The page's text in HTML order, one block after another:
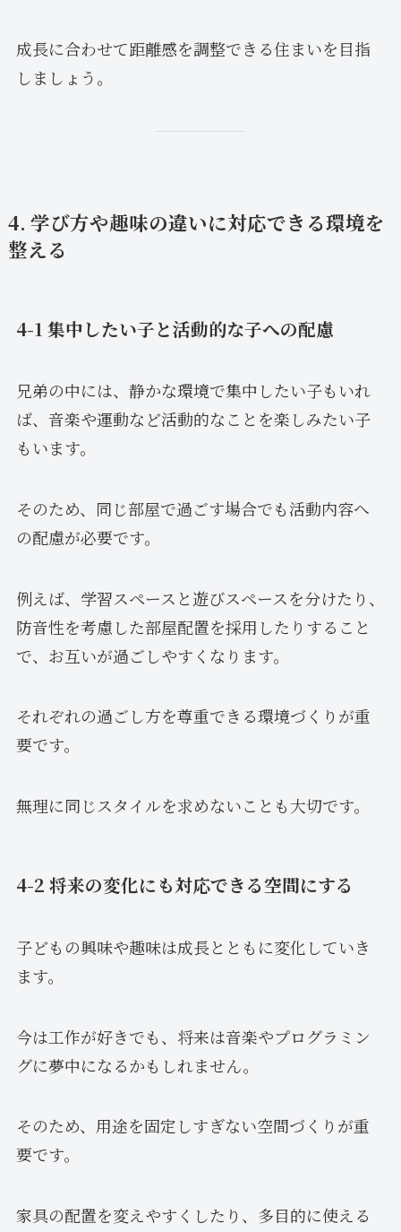
成長に合わせて距離感を調整できる住まいを目指
しましょう。
4. 学び方や趣味の違いに対応できる環境を
整える
4-1 集中したい子と活動的な子への配慮
兄弟の中には、静かな環境で集中したい子もいれ
ば、音楽や運動など活動的なことを楽しみたい子
もいます。
そのため、同じ部屋で過ごす場合でも活動内容へ
の配慮が必要です。
例えば、学習スペースと遊びスペースを分けたり、
防音性を考慮した部屋配置を採用したりすること
で、お互いが過ごしやすくなります。
それぞれの過ごし方を尊重できる環境づくりが重
要です。
無理に同じスタイルを求めないことも大切です。
4-2 将来の変化にも対応できる空間にする
子どもの興味や趣味は成長とともに変化していき
ます。
今は工作が好きでも、将来は音楽やプログラミン
グに夢中になるかもしれません。
そのため、用途を固定しすぎない空間づくりが重
要です。
家具の配置を変えやすくしたり、多目的に使える